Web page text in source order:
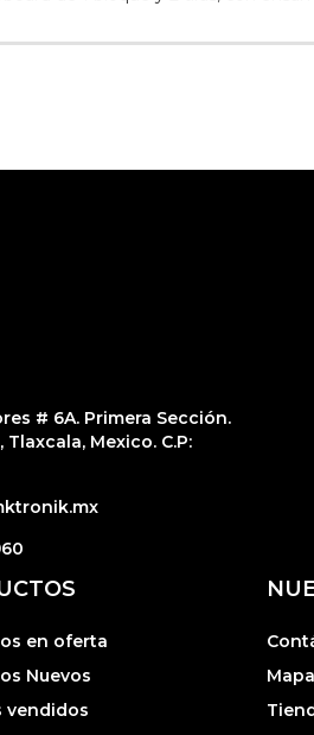
# 6A. Primera Sección.
Mexico. C.P:
en oferta
Nuevos
vendidos